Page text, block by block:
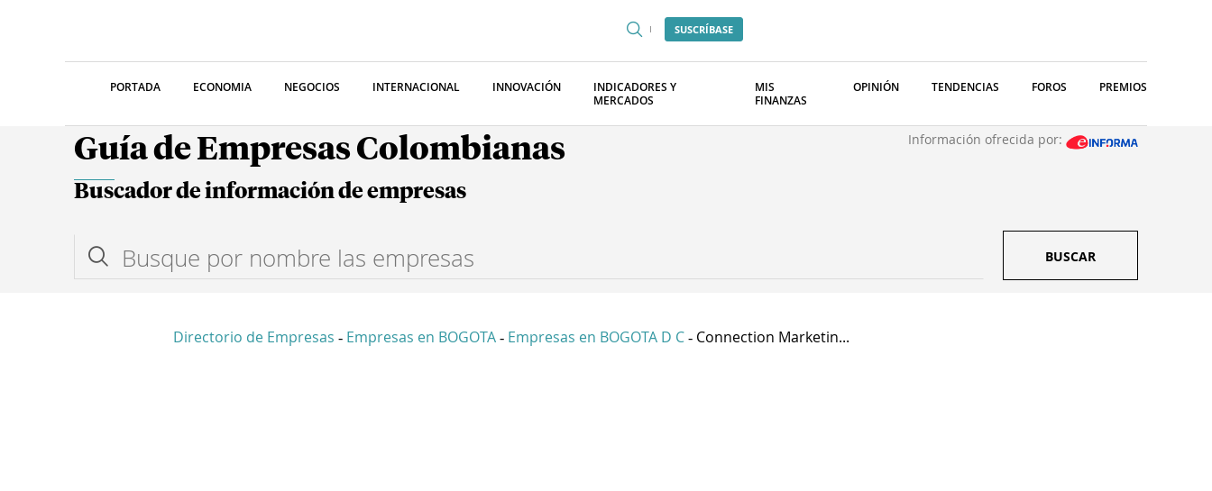
SUSCRÍBASE
PORTADA ECONOMIA NEGOCIOS INTERNACIONAL INNOVACIÓN
INDICADORES Y
MERCADOS
MIS
FINANZAS
OPINIÓN TENDENCIAS FOROS PREMIOS
Guía de Empresas Colombianas Información ofrecida por:
Buscador de información de empresas
BUSCAR
Directorio de Empresas - Empresas en BOGOTA - Empresas en BOGOTA D C - Connection Marketin...